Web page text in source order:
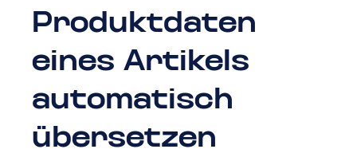
Produktdaten
eines Artikels
automatisch
übersetzen